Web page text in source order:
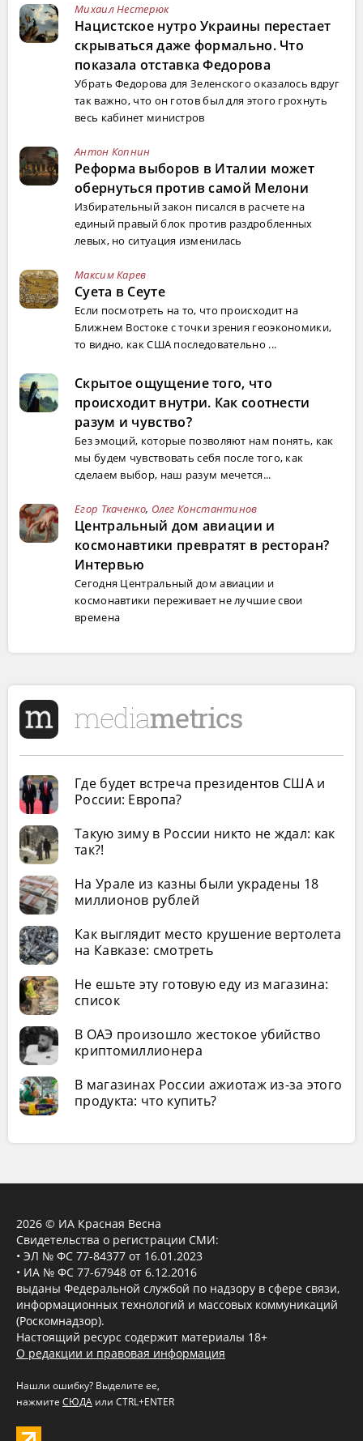
Михаил Нестерюк
Нацистское нутро Украины перестает
скрываться даже формально. Что
показала отставка Федорова
Убрать Федорова для Зеленского оказалось вдруг
так важно, что он готов был для этого грохнуть
весь кабинет министров
Антон Копнин
Реформа выборов в Италии может
обернуться против самой Мелони
Избирательный закон писался в расчете на
единый правый блок против раздробленных
левых, но ситуация изменилась
Максим Карев
Суета в Сеуте
Если посмотреть на то, что происходит на
Ближнем Востоке с точки зрения геоэкономики,
то видно, как США последовательно ...
Скрытое ощущение того, что
происходит внутри. Как соотнести
разум и чувство?
Без эмоций, которые позволяют нам понять, как
мы будем чувствовать себя после того, как
сделаем выбор, наш разум мечется...
Егор Ткаченко, Олег Константинов
Центральный дом авиации и
космонавтики превратят в ресторан?
Интервью
Сегодня Центральный дом авиации и
космонавтики переживает не лучшие свои
времена
Где будет встреча президентов США и
России: Европа?
Такую зиму в России никто не ждал: как
так?!
На Урале из казны были украдены 18
миллионов рублей
Как выглядит место крушение вертолета
на Кавказе: смотреть
Не ешьте эту готовую еду из магазина:
список
В ОАЭ произошло жестокое убийство
криптомиллионера
В магазинах России ажиотаж из-за этого
продукта: что купить?
2026 © ИА Красная Весна
Свидетельства о регистрации СМИ:
• ЭЛ № ФС 77-84377 от 16.01.2023
• ИА № ФС 77-67948 от 6.12.2016
выданы Федеральной службой по надзору в сфере связи,
информационных технологий и массовых коммуникаций
(Роскомнадзор).
Настоящий ресурс содержит материалы 18+
О редакции и правовая информация
Нашли ошибку? Выделите ее,
нажмите СЮДА или CTRL+ENTER